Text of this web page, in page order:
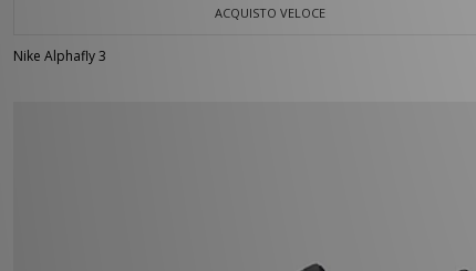
ACQUISTO VELOCE
Nike Alphafly 3